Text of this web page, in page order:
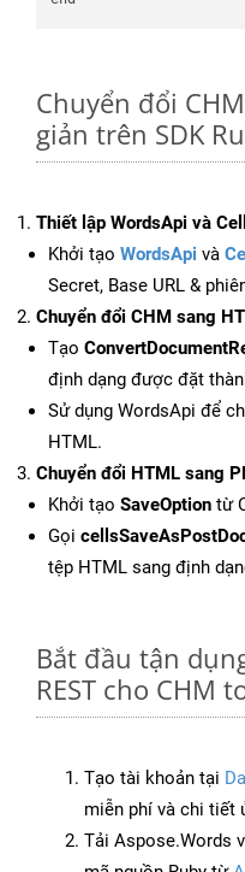
Chuyển đổi
giản trên SDK
Thiết lập WordsApi và
Khởi tạo WordsApi và
Secret, Base URL &
Chuyển đổi CHM sang
Tạo
định dạng được đặt
Sử dụng WordsApi để
HTML.
Chuyển đổi HTML sang
Khởi tạo SaveOption từ
Gọi
tệp HTML sang định
Bắt đầu tận
REST cho CHM
Tạo tài khoản tại
miễn phí và chi tiết
Tải Aspose.Words